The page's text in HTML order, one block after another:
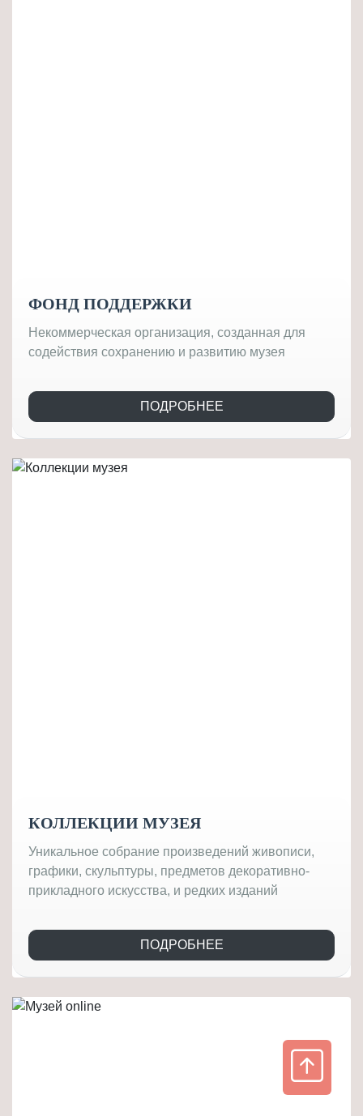
ФОНД ПОДДЕРЖКИ
Некоммерческая организация, созданная для
содействия сохранению и развитию музея
ПОДРОБНЕЕ
КОЛЛЕКЦИИ МУЗЕЯ
Уникальное собрание произведений живописи,
графики, скульптуры, предметов декоративно-
прикладного искусства, и редких изданий
ПОДРОБНЕЕ